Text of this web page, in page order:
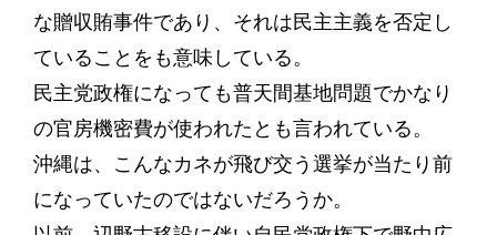
な贈収賄事件であり、それは民主主義を否定し
ていることをも意味している。
民主党政権になっても普天間基地問題でかなり
の官房機密費が使われたとも言われている。
沖縄は、こんなカネが飛び交う選挙が当たり前
になっていたのではないだろうか。